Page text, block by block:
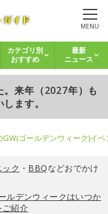
MENU
カテゴリ別
おすすめ
最新
ニュース
来年（2027年）も
ます。
GW(ゴールデンウィーク)イ
ック ・ BBQなどおでかけ
ルデンウィークはいつか
紹介